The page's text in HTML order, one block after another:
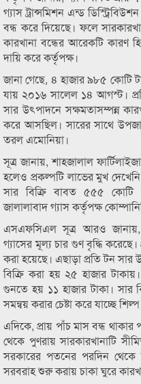
গ্যাস ট্রান্সমিশন এন্ড
বন্ধ করে দিয়েছে। ফলে
কারখানা বন্ধের আরেকটি কারণ
দায়ি করে কর্তৃপক্ষ।
জানা গেছে, ৪ হাজার ৯৮৫ কোটি
যায় ২০১৬ সালেল ১৪ আগস্ট।
সার উৎপাদনে সক্ষমতাসম্পন্ন
করে আসছিল। সারের সাথে
তরল এমোনিয়া।
সূত্র জানায়, শাহজালাল
হলেও প্রকল্পটি লাভের মুখ
সার বিক্রি বাবত ৫৫৫ কোটি
জালালাবাদ গ্যাস কর্তৃপক্ষ
এসএফসিএল সূত্র আরও জানায়,
গ্যাসের মূল্য চার গুণ বৃদ্ধি
করা হয়েছে। এছাড়া প্রতি টন সার
বিক্রি করা হয় ২৫ হাজার
গুনতে হয় ১১ হাজার টাকা। সার
সমন্বয় করার চেষ্টা করে যাচ্ছে শিল্প
এদিকে, প্রায় পাঁচ মাস বন্ধ
থেকে পুণরায় সারকারখানাটি
সরকারের পতনের পরদিন থেকে
সরবরাহ শুরু করায় চাকা ঘুরে